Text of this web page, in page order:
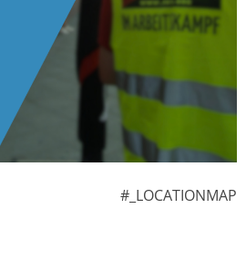
#_LOCATIONMAP